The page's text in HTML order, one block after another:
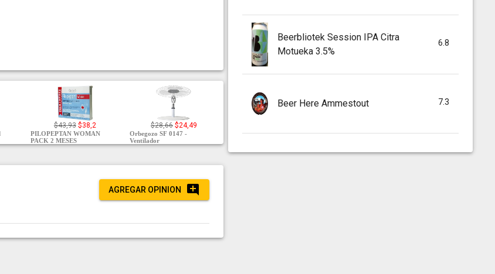
$43,93 $38,2
PILOPEPTAN WOMAN
PACK 2 MESES
$28,66 $24,49
Orbegozo SF 0147 -
Ventilador
AGREGAR OPINION
Beerbliotek Session IPA Citra
Motueka 3.5%
6.8
Beer Here Ammestout 7.3